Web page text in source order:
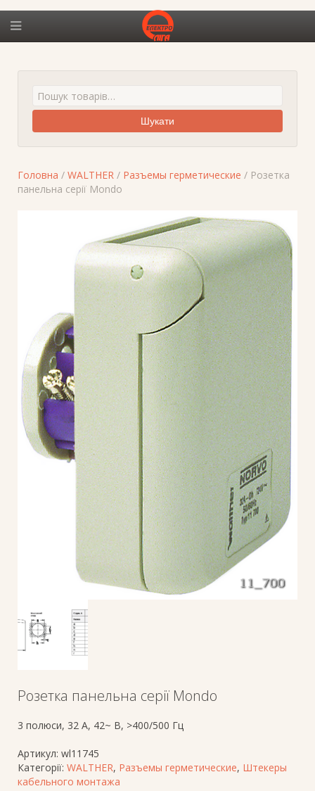
Шукати
Головна / WALTHER / Разъемы герметические / Розетка
панельна серії Mondo
Розетка панельна серії Mondo
3 полюси, 32 A, 42~ В, >400/500 Гц
Артикул: wl11745
Категорії: WALTHER, Разъемы герметические, Штекеры
кабельного монтажа